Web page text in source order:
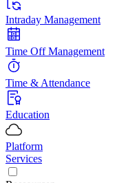
Intraday Management
Time Off Management
Time & Attendance
Education
Platform
Services